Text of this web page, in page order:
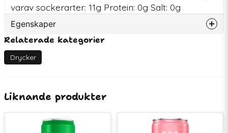
varav sockerarter: 11g Protein: 0g Salt: 0g
Egenskaper
Artikelnummer
EAN
Relaterade kategorier
Drycker
Liknande produkter